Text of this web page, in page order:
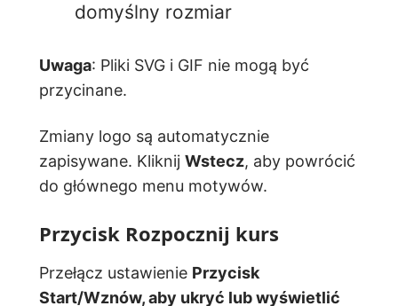
domyślny rozmiar
Uwaga: Pliki SVG i GIF nie mogą być
przycinane.
Zmiany logo są automatycznie
zapisywane. Kliknij Wstecz, aby powrócić
do głównego menu motywów.
Przycisk Rozpocznij kurs
Przełącz ustawienie Przycisk
Start/Wznów, aby ukryć lub wyświetlić